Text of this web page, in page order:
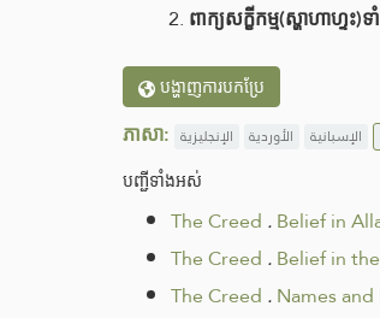
ពាក្យសក្ខីកម្ម(ស្ហាហាហ្
បង្ហាញការបកប្រែ
ភាសា: الإنجليزية الأوردية الإسبانية
បញ្ជីទាំងអស់
The Creed .Belief in
The Creed .Belief in
The Creed .Names